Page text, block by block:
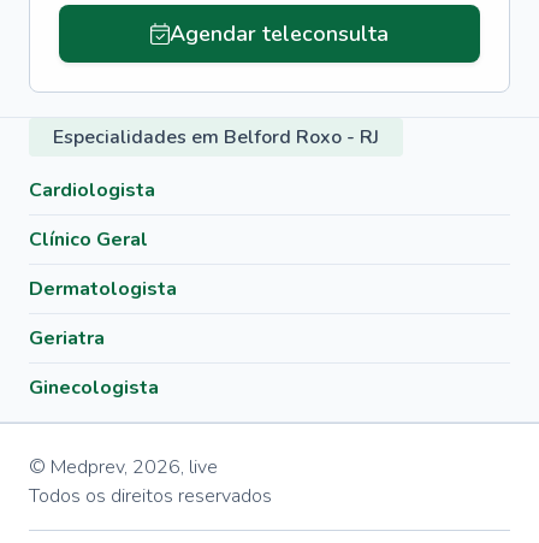
Agendar teleconsulta
Especialidades em Belford Roxo - RJ
Cardiologista
Clínico Geral
Dermatologista
Geriatra
Ginecologista
© Medprev, 2026, live
Todos os direitos reservados